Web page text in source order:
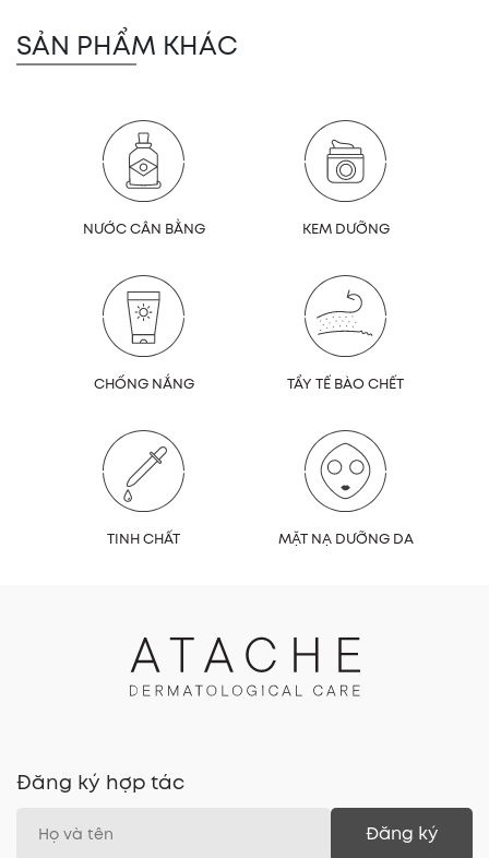
SẢN PHẨM KHÁC
NƯỚC CÂN BẰNG KEM DƯỠNG
CHỐNG NẮNG TẨY TẾ BÀO CHẾT
TINH CHẤT MẶT NẠ DƯỠNG DA
Đăng ký hợp tác
Đăng ký